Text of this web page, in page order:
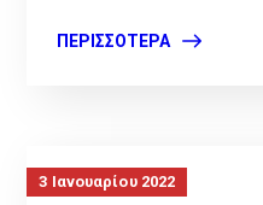
ΠΕΡΙΣΣΌΤΕΡΑ
3 Ιανουαρίου 2022